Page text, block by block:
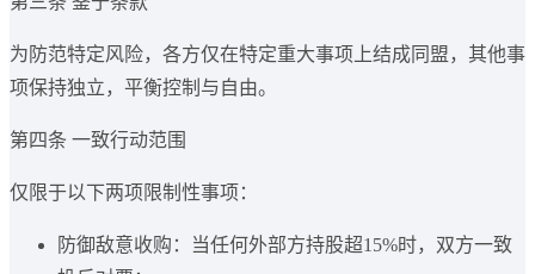
为防范特定风险，各方仅在特定重大事项上结成同盟，其他事
项保持独立，平衡控制与自由。
第四条 一致行动范围
仅限于以下两项限制性事项：
防御敌意收购：当任何外部方持股超15%时，双方一致